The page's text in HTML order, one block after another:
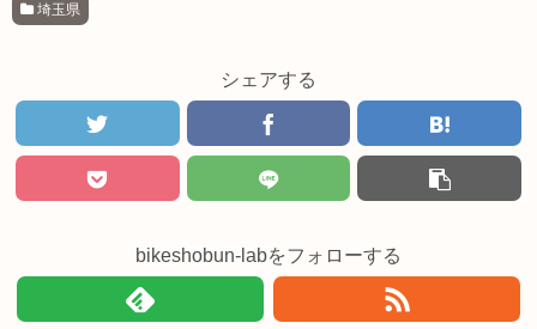
埼玉県
シェアする
bikeshobun-labをフォローする